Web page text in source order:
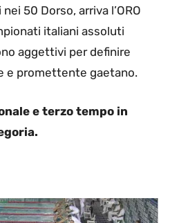
50 Dorso, arriva l’ORO
italiani assoluti
aggettivi per definire
e promettente gaetano.
e terzo tempo in